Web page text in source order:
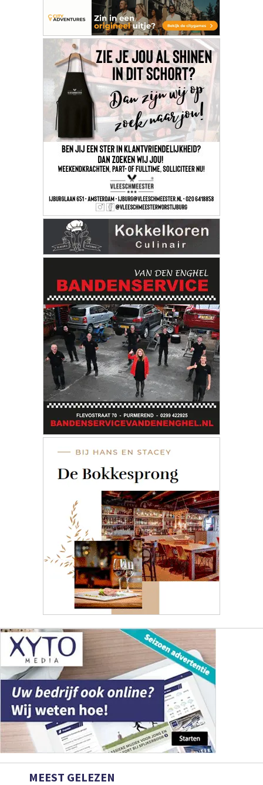
MEEST GELEZEN